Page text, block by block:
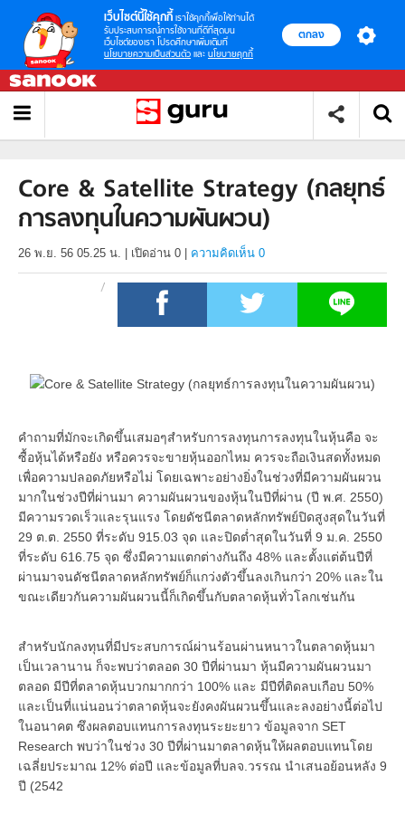
เว็บไซต์นี้ใช้คุกกี้ เราใช้คุกกี้เพื่อให้ท่านได้
รับประสบการณ์การใช้งานที่ดีที่สุดบน
เว็บไซต์ของเรา โปรดศึกษาเพิ่มเติมที่
นโยบายความเป็นส่วนตัว และ นโยบายคุกกี้
ตกลง
Core & Satellite Strategy (กลยุทธ์
การลงทุนในความผันผวน)
26 พ.ย. 56 05.25 น. เปิดอ่าน 0 ความคิดเห็น 0
คำถามที่มักจะเกิดขึ้นเสมอๆสำหรับการลงทุนการลงทุนในหุ้นคือ จะ
ซื้อหุ้นได้หรือยัง หรือควรจะขายหุ้นออกไหม ควรจะถือเงินสดทั้งหมด
เพื่อความปลอดภัยหรือไม่ โดยเฉพาะอย่างยิ่งในช่วงที่มีความผันผวน
มากในช่วงปีที่ผ่านมา ความผันผวนของหุ้นในปีที่ผ่าน (ปี พ.ศ. 2550)
มีความรวดเร็วและรุนแรง โดยดัชนีตลาดหลักทรัพย์ปิดสูงสุดในวันที่
29 ต.ต. 2550 ที่ระดับ 915.03 จุด และปิดต่ำสุดในวันที่ 9 ม.ค. 2550
ที่ระดับ 616.75 จุด ซึ่งมีความแตกต่างกันถึง 48% และตั้งแต่ต้นปีที่
ผ่านมาจนดัชนีตลาดหลักทรัพย์ก็แกว่งตัวขึ้นลงเกินกว่า 20% และใน
ขณะเดียวกันความผันผวนนี้ก็เกิดขึ้นกับตลาดหุ้นทั่วโลกเช่นกัน
สำหรับนักลงทุนที่มีประสบการณ์ผ่านร้อนผ่านหนาวในตลาดหุ้นมา
เป็นเวลานาน ก็จะพบว่าตลอด 30 ปีที่ผ่านมา หุ้นมีความผันผวนมา
ตลอด มีปีที่ตลาดหุ้นบวกมากกว่า 100% และ มีปีที่ติดลบเกือบ 50%
และเป็นที่แน่นอนว่าตลาดหุ้นจะยังคงผันผวนขึ้นและลงอย่างนี้ต่อไป
ในอนาคต ซึงผลตอบแทนการลงทุนระยะยาว ข้อมูลจาก SET
Research พบว่าในช่วง 30 ปีที่ผ่านมาตลาดหุ้นให้ผลตอบแทนโดย
เฉลี่ยประมาณ 12% ต่อปี และข้อมูลที่บลจ.วรรณ นำเสนอย้อนหลัง 9
ปี (2542